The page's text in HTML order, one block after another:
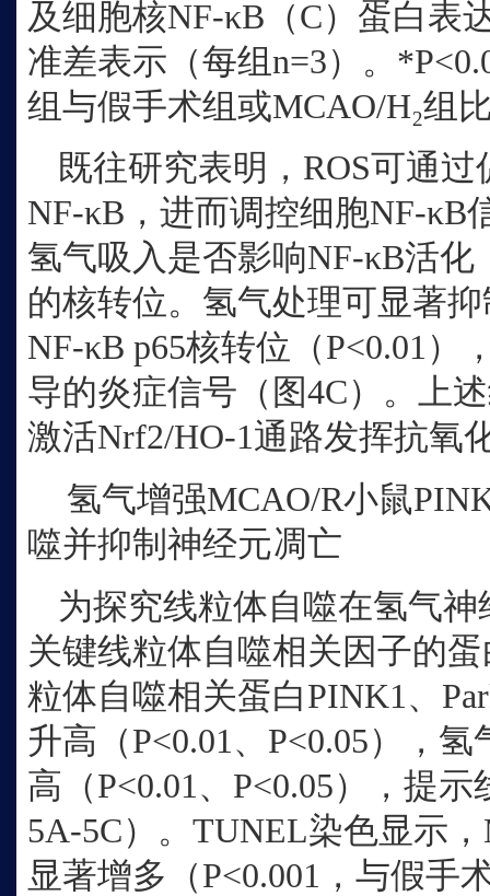
及细胞核NF‑κB（C）蛋白表
准差表示（每组n=3）。
组与假手术组或MCAO/H₂组
既往研究表明， ROS可通
NF‑κB，进而调控细胞
氢气吸入是否影响NF‑κB活化
的核转位。氢气处理可显著
NF‑κB p65核转位（P<0.01）
导的炎症信号（图4C）。上
激活Nrf2/HO‑1通路发挥抗氧
氢气增强MCAO/R小鼠
噬并抑制神经元凋亡
为探究线粒体自噬在氢气
关键线粒体自噬相关因子的
粒体自噬相关蛋白PINK1、
升高（P<0.01、P<0.05），
高（P<0.01、P<0.05），提
5A‑5C）。TUNEL染色显示
显著增多（P<0.001，与假手